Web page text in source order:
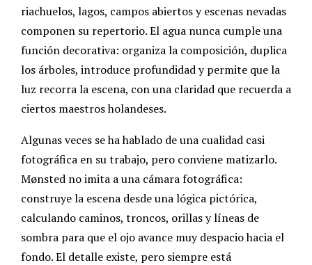
riachuelos, lagos, campos abiertos y escenas nevadas
componen su repertorio. El agua nunca cumple una
función decorativa: organiza la composición, duplica
los árboles, introduce profundidad y permite que la
luz recorra la escena, con una claridad que recuerda a
ciertos maestros holandeses.
Algunas veces se ha hablado de una cualidad casi
fotográfica en su trabajo, pero conviene matizarlo.
Mønsted no imita a una cámara fotográfica:
construye la escena desde una lógica pictórica,
calculando caminos, troncos, orillas y líneas de
sombra para que el ojo avance muy despacio hacia el
fondo. El detalle existe, pero siempre está